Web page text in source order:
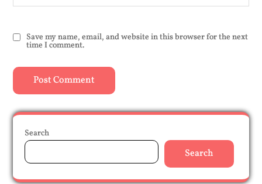
Save my name, email, and website in this browser for the next
time I comment.
Search
Search